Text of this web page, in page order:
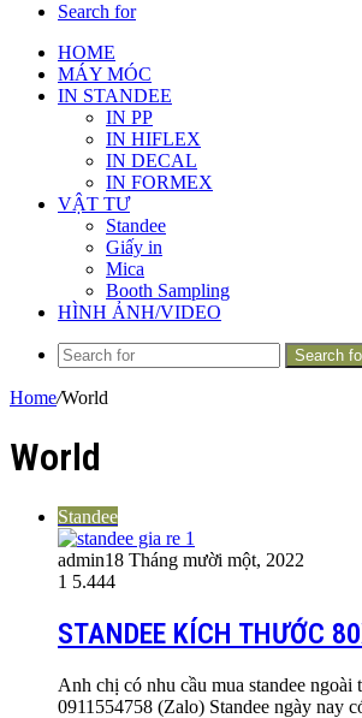
Search for
HOME
MÁY MÓC
IN STANDEE
IN PP
IN HIFLEX
IN DECAL
IN FORMEX
VẬT TƯ
Standee
Giấy in
Mica
Booth Sampling
HÌNH ẢNH/VIDEO
Search
Home/World
World
Standee
admin18 Tháng mười một, 2022
1 5.444
STANDEE KÍCH THƯỚC
Anh chị có nhu cầu mua standee
0911554758 (Zalo) Standee ngày nay